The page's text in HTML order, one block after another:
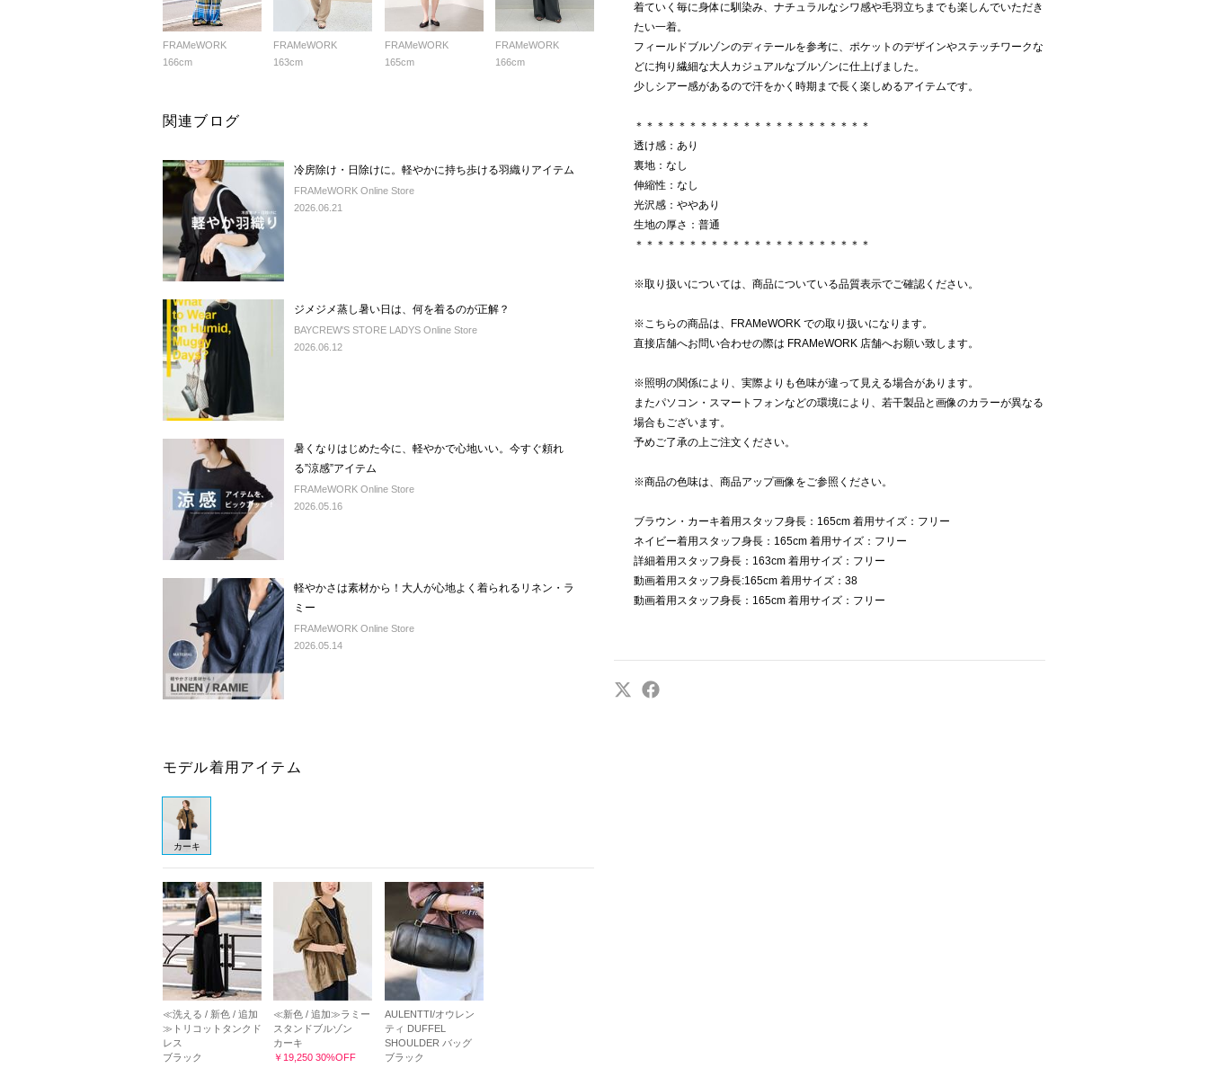
FRAMeWORK
166cm
FRAMeWORK
163cm
FRAMeWORK
165cm
FRAMeWORK
166cm
関連ブログ
冷房除け・日除けに。軽やかに持ち歩ける羽織りアイテム
FRAMeWORK Online Store
2026.06.21
ジメジメ蒸し暑い日は、何を着るのが正解？
BAYCREW'S STORE LADYS Online Store
2026.06.12
暑くなりはじめた今に、軽やかで心地いい。今すぐ頼れ
る”涼感”アイテム
FRAMeWORK Online Store
2026.05.16
軽やかさは素材から！大人が心地よく着られるリネン・ラ
ミー
FRAMeWORK Online Store
2026.05.14
モデル着用アイテム
カーキ
≪洗える / 新色 / 追加
≫トリコットタンクド
レス
ブラック
≪新色 / 追加≫ラミー
スタンドブルゾン
カーキ
￥19,250 30%OFF
AULENTTI/オウレン
ティ DUFFEL
SHOULDER バッグ
ブラック
着ていく毎に身体に馴染み、ナチュラルなシワ感や毛羽立ちまでも楽しんでいただき
たい一着。
フィールドブルゾンのディテールを参考に、ポケットのデザインやステッチワークな
どに拘り繊細な大人カジュアルなブルゾンに仕上げました。
少しシアー感があるので汗をかく時期まで長く楽しめるアイテムです。
＊＊＊＊＊＊＊＊＊＊＊＊＊＊＊＊＊＊＊＊＊＊
透け感：あり
裏地：なし
伸縮性：なし
光沢感：ややあり
生地の厚さ：普通
＊＊＊＊＊＊＊＊＊＊＊＊＊＊＊＊＊＊＊＊＊＊
※取り扱いについては、商品についている品質表示でご確認ください。
※こちらの商品は、FRAMeWORK での取り扱いになります。
直接店舗へお問い合わせの際は FRAMeWORK 店舗へお願い致します。
※照明の関係により、実際よりも色味が違って見える場合があります。
またパソコン・スマートフォンなどの環境により、若干製品と画像のカラーが異なる
場合もございます。
予めご了承の上ご注文ください。
※商品の色味は、商品アップ画像をご参照ください。
ブラウン・カーキ着用スタッフ身長：165cm 着用サイズ：フリー
ネイビー着用スタッフ身長：165cm 着用サイズ：フリー
詳細着用スタッフ身長：163cm 着用サイズ：フリー
動画着用スタッフ身長:165cm 着用サイズ：38
動画着用スタッフ身長：165cm 着用サイズ：フリー